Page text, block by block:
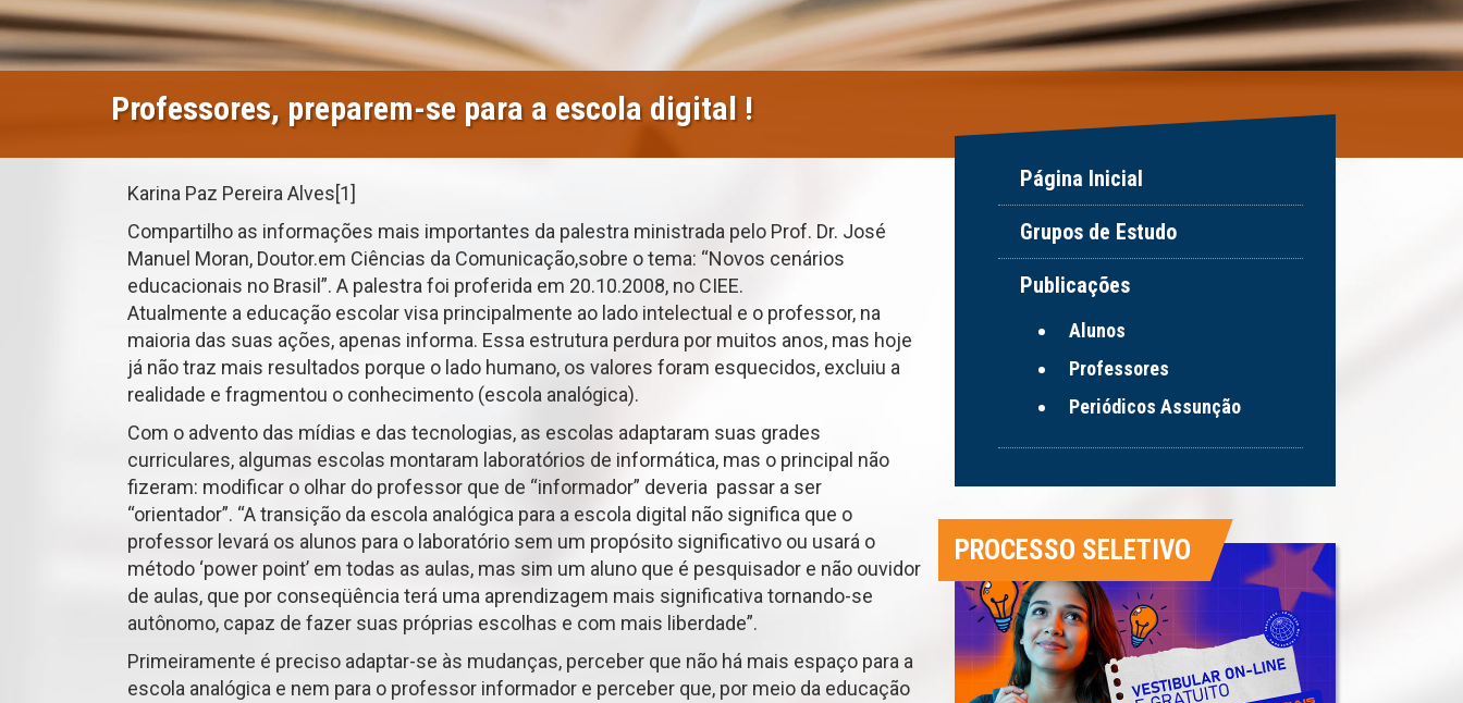
Professores, preparem-se para a escola digital !
Karina Paz Pereira Alves[1]
Compartilho as informações mais importantes da palestra ministrada pelo Prof. Dr. José
Manuel Moran, Doutor.em Ciências da Comunicação,sobre o tema: “Novos cenários
educacionais no Brasil”. A palestra foi proferida em 20.10.2008, no CIEE.
Atualmente a educação escolar visa principalmente ao lado intelectual e o professor, na
maioria das suas ações, apenas informa. Essa estrutura perdura por muitos anos, mas hoje
já não traz mais resultados porque o lado humano, os valores foram esquecidos, excluiu a
realidade e fragmentou o conhecimento (escola analógica).
Com o advento das mídias e das tecnologias, as escolas adaptaram suas grades
curriculares, algumas escolas montaram laboratórios de informática, mas o principal não
fizeram: modificar o olhar do professor que de “informador” deveria passar a ser
“orientador”. “A transição da escola analógica para a escola digital não significa que o
professor levará os alunos para o laboratório sem um propósito significativo ou usará o
método ‘power point’ em todas as aulas, mas sim um aluno que é pesquisador e não ouvidor
de aulas, que por conseqüência terá uma aprendizagem mais significativa tornando-se
autônomo, capaz de fazer suas próprias escolhas e com mais liberdade”.
Primeiramente é preciso adaptar-se às mudanças, perceber que não há mais espaço para a
escola analógica e nem para o professor informador e perceber que, por meio da educação
Página Inicial
Grupos de Estudo
Publicações
Alunos
Professores
Periódicos Assunção
PROCESSO SELETIVO